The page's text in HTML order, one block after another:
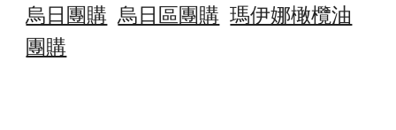
烏日團購 烏日區團購 瑪伊娜橄欖油
團購